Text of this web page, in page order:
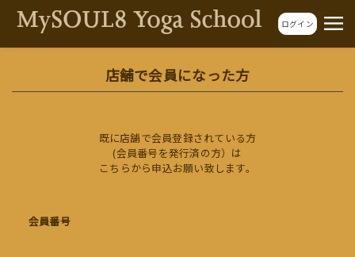
ログイン
店舗で会員になった方
既に店舗で会員登録されている方
(会員番号を発行済の方）は
こちらから申込お願い致します。
会員番号